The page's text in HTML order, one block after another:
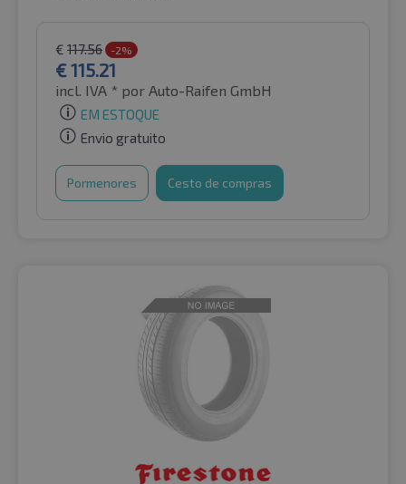
€ 117.56 -2%
€115.21
incl. IVA * por Auto-Raifen GmbH
EM ESTOQUE
Envio gratuito
Pormenores Cesto de compras